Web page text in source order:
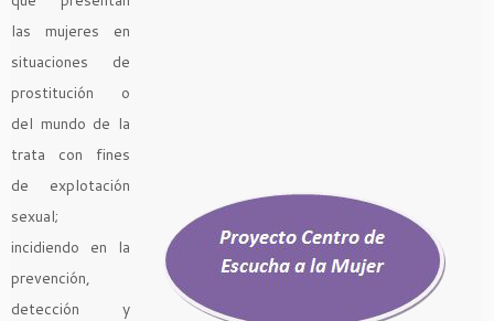
las mujeres en
situaciones de
prostitución o
del mundo de la
trata con fines
de explotación
sexual;
incidiendo en la
prevención,
detección y